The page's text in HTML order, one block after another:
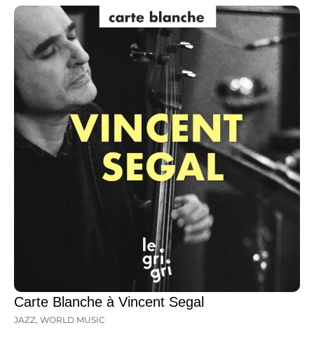
Carte Blanche à Vincent Segal
JAZZ, WORLD MUSIC